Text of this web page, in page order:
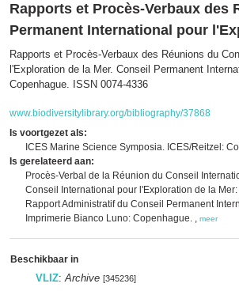
Rapports et Procès-Verbaux des
Permanent International pour
Rapports et Procès-Verbaux des Réunions du
l'Exploration de la Mer. Conseil Permanent
Copenhague. ISSN 0074-4336
www.biodiversitylibrary.org/bibliography/37868
Is voortgezet als:
ICES Marine Science Symposia. ICES/Reitzel:
Is gerelateerd aan:
Procès-Verbal de la Réunion du Conseil
Conseil International pour l'Exploration de la
Rapport Administratif du Conseil Permanent
Imprimerie Bianco Luno: Copenhague. , meer
Beschikbaar in
VLIZ:Archive [345236]